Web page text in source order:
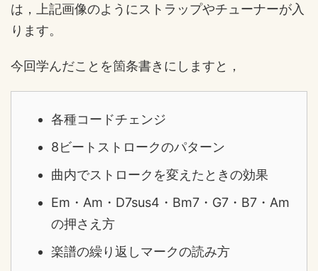
は，上記画像のようにストラップやチューナーが入
ります。
今回学んだことを箇条書きにしますと，
各種コードチェンジ
8ビートストロークのパターン
曲内でストロークを変えたときの効果
Em・Am・D7sus4・Bm7・G7・B7・Am
の押さえ方
楽譜の繰り返しマークの読み方